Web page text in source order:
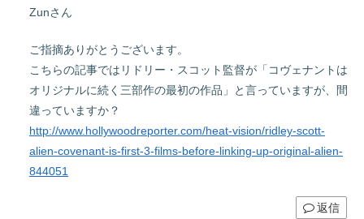
Zunさん
ご指摘ありがとうございます。
こちらの記事ではリドリー・スコット監督が「コヴェナントは
オリジナルに続く三部作の最初の作品」と言っていますが、間
違っていますか？
http://www.hollywoodreporter.com/heat-vision/ridley-scott-
alien-covenant-is-first-3-films-before-linking-up-original-alien-
844051
返信